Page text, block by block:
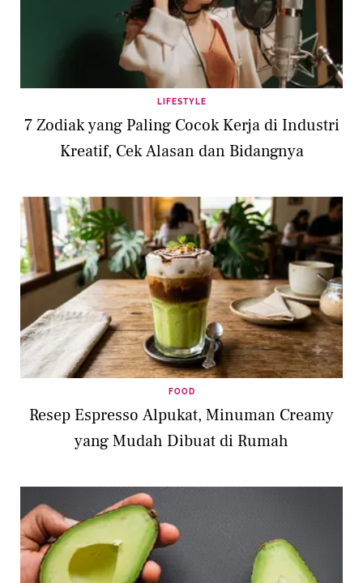
LIFESTYLE
7 Zodiak yang Paling Cocok Kerja di Industri
Kreatif, Cek Alasan dan Bidangnya
FOOD
Resep Espresso Alpukat, Minuman Creamy
yang Mudah Dibuat di Rumah